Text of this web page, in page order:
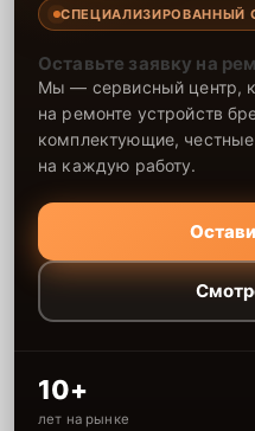
СПЕЦИАЛИЗИРОВАННЫЙ
Оставьте заявку на
Мы — сервисный центр,
на ремонте устройств
комплектующие,
на каждую работу.
10+
лет на рынке